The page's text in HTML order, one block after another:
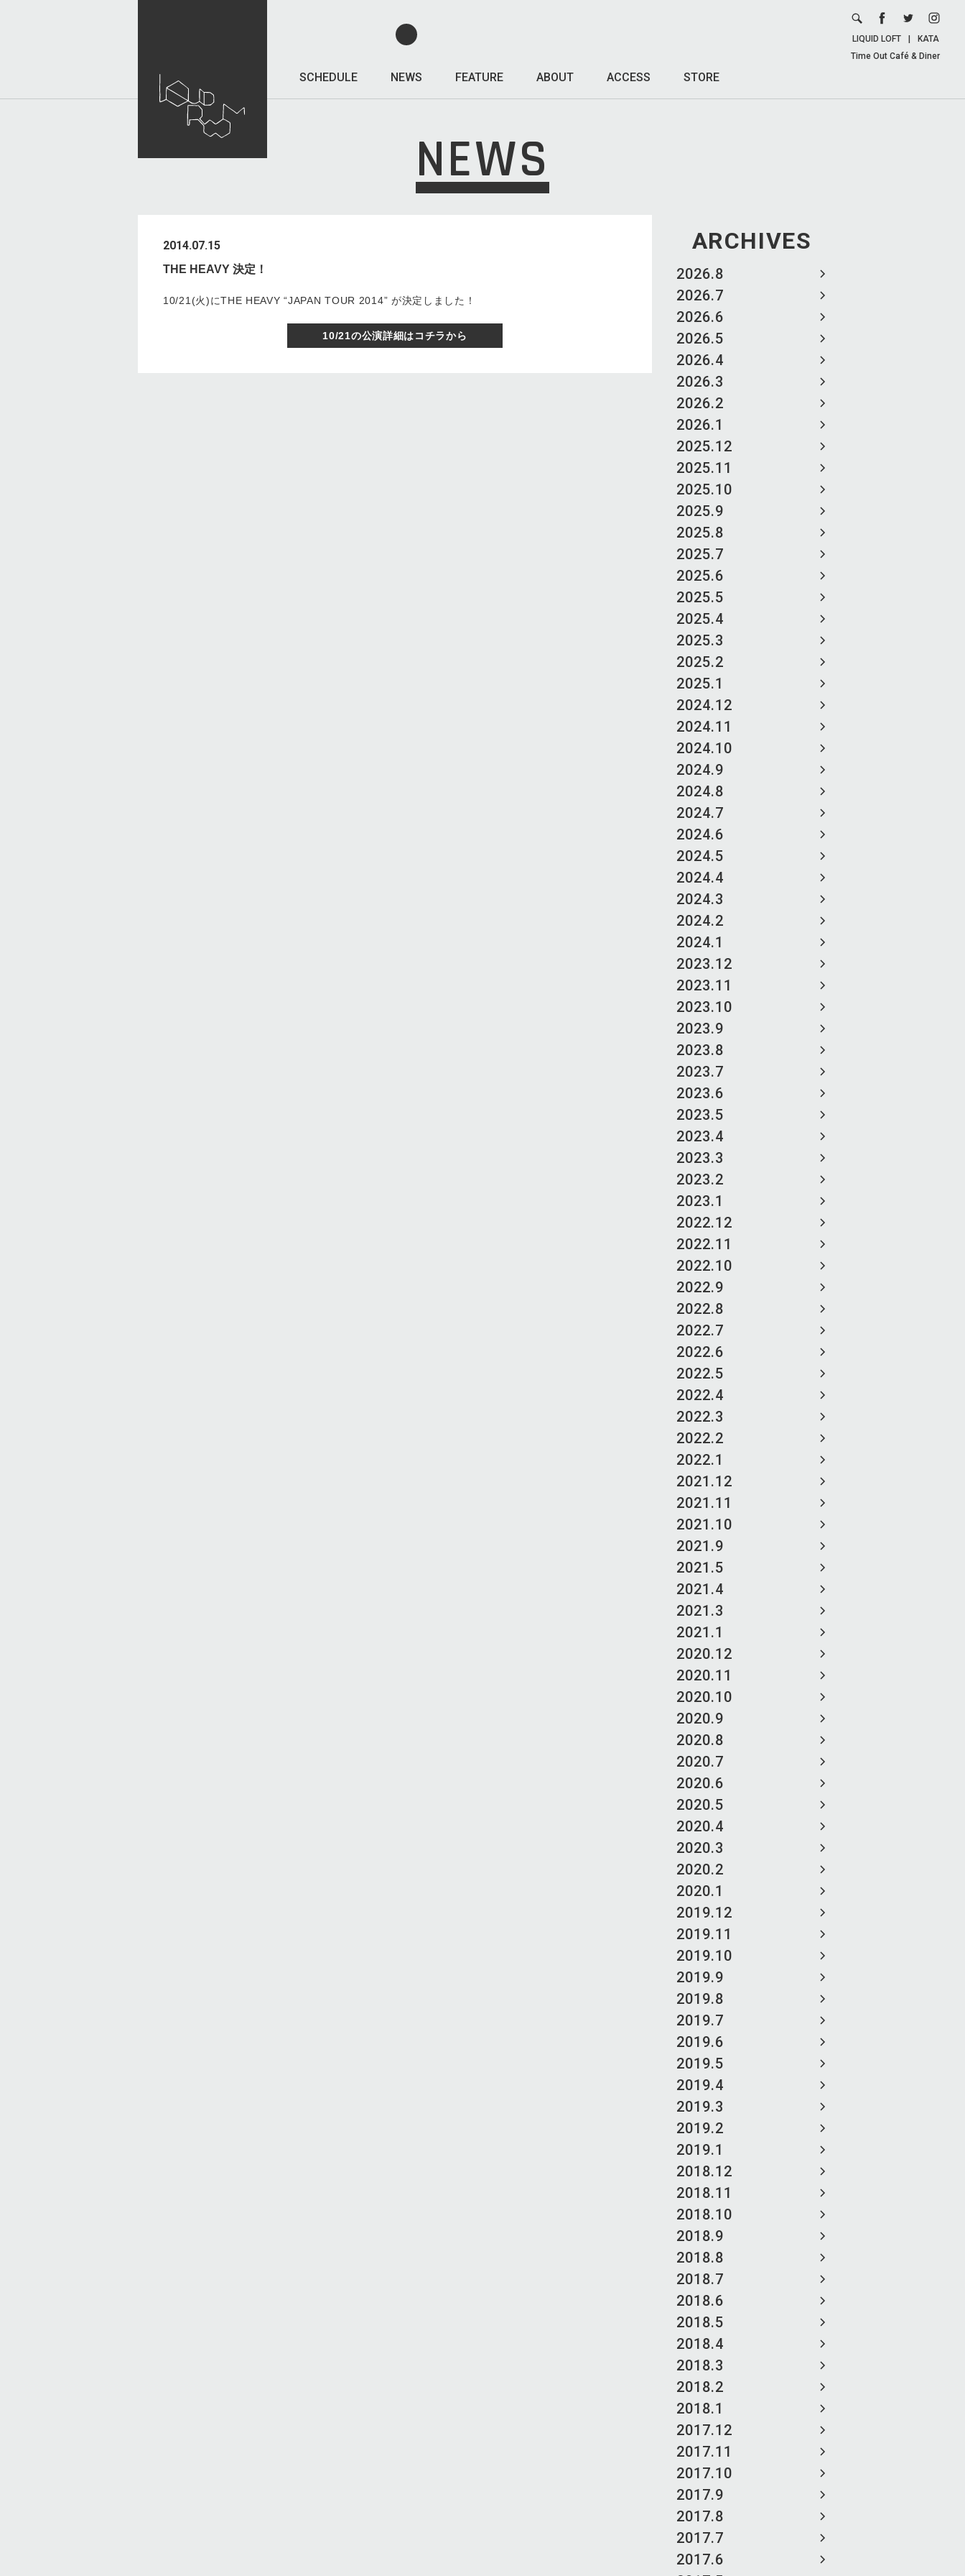
SCHEDULE NEWS FEATURE ABOUT ACCESS STORE
LIQUID LOFT
KATA
Time Out Café & Diner
NEWS
ARCHIVES
2026.8
2026.7
2026.6
2026.5
2026.4
2026.3
2026.2
2026.1
2025.12
2025.11
2025.10
2025.9
2025.8
2025.7
2025.6
2025.5
2025.4
2025.3
2025.2
2025.1
2024.12
2024.11
2024.10
2024.9
2024.8
2024.7
2024.6
2024.5
2024.4
2024.3
2024.2
2024.1
2023.12
2023.11
2023.10
2023.9
2023.8
2023.7
2023.6
2023.5
2023.4
2023.3
2023.2
2023.1
2022.12
2022.11
2022.10
2022.9
2022.8
2022.7
2022.6
2022.5
2022.4
2022.3
2022.2
2022.1
2021.12
2021.11
2021.10
2021.9
2021.5
2021.4
2021.3
2021.1
2020.12
2020.11
2020.10
2020.9
2020.8
2020.7
2020.6
2020.5
2020.4
2020.3
2020.2
2020.1
2019.12
2019.11
2019.10
2019.9
2019.8
2019.7
2019.6
2019.5
2019.4
2019.3
2019.2
2019.1
2018.12
2018.11
2018.10
2018.9
2018.8
2018.7
2018.6
2018.5
2018.4
2018.3
2018.2
2018.1
2017.12
2017.11
2017.10
2017.9
2017.8
2017.7
2017.6
2014.07.15
THE HEAVY 決定！
10/21(火)にTHE HEAVY “JAPAN TOUR 2014” が決定しました！
10/21の公演詳細はコチラから